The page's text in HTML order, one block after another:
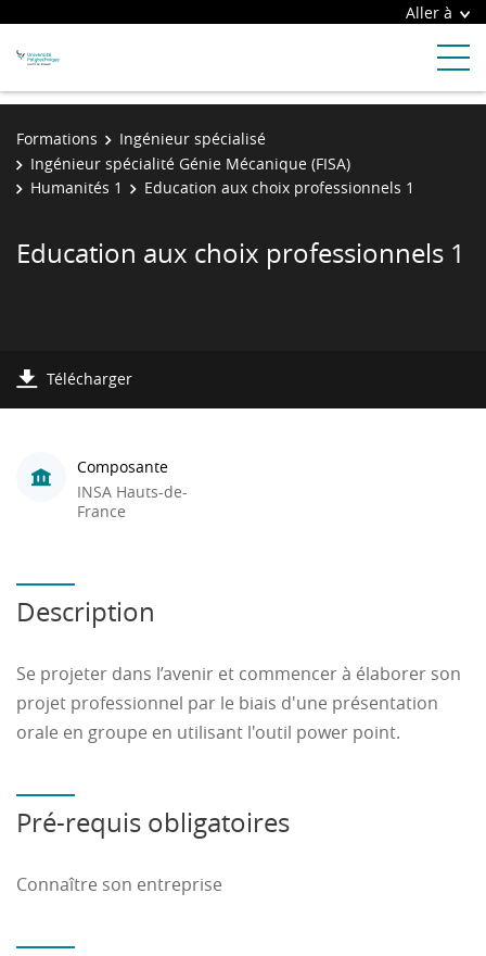
Aller à
Formations
Ingénieur spécialisé
Ingénieur spécialité Génie Mécanique (FISA)
Humanités 1
Education aux choix professionnels 1
Education aux choix professionnels 1
Télécharger
Composante
INSA Hauts-de-
France
Description
Se projeter dans l’avenir et commencer à élaborer son
projet professionnel par le biais d'une présentation
orale en groupe en utilisant l'outil power point.
Pré-requis obligatoires
Connaître son entreprise